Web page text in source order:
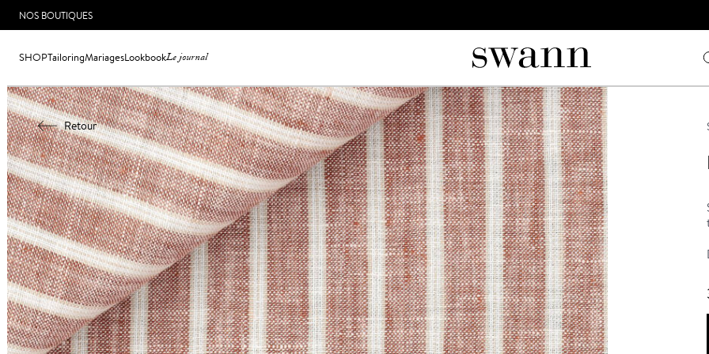
NOS BOUTIQUES
SHOPTailoringMariagesLookbookLe journal
Retour